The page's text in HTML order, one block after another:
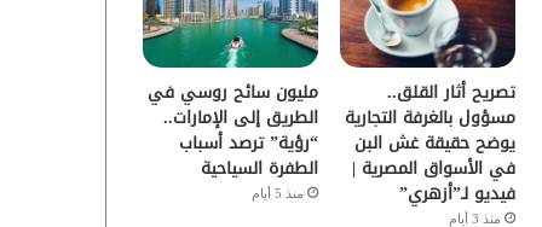
تصريح أثار القلق..
مسؤول بالغرفة التجارية
يوضح حقيقة غش البن
في الأسواق المصرية |
فيديو لـ”أزهري”
منذ 3 أيام
مليون سائح روسي في
الطريق إلى الإمارات..
“رؤية” ترصد أسباب
الطفرة السياحية
منذ 5 أيام